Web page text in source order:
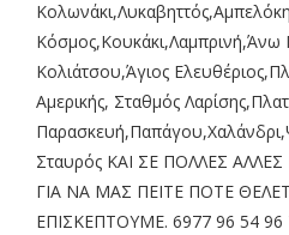
Κόσμος,Κουκάκι,Λαμπρινή,Άνω
Κολιάτσου,Άγιος
Αμερικής, Σταθμός
Σταυρός ΚΑΙ ΣΕ ΠΟΛΛΕΣ
ΓΙΑ ΝΑ ΜΑΣ ΠΕΙΤΕ ΠΟΤΕ
ΕΠΙΣΚΕΠΤΟΥΜΕ. 6977 96 54